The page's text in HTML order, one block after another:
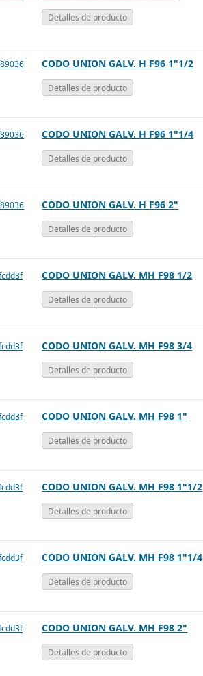
Detalles de producto
CODO UNION GALV. H F96 1"1/2
Detalles de producto
CODO UNION GALV. H F96 1"1/4
Detalles de producto
CODO UNION GALV. H F96 2"
Detalles de producto
CODO UNION GALV. MH F98 1/2
Detalles de producto
CODO UNION GALV. MH F98 3/4
Detalles de producto
CODO UNION GALV. MH F98 1"
Detalles de producto
CODO UNION GALV. MH F98 1"1/2
Detalles de producto
CODO UNION GALV. MH F98 1"1/4
Detalles de producto
CODO UNION GALV. MH F98 2"
Detalles de producto